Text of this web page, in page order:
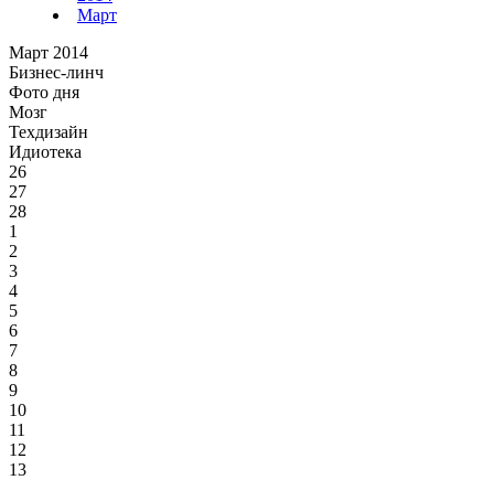
Март
Март 2014
Бизнес-линч
Фото дня
Мозг
Техдизайн
Идиотека
26
27
28
1
2
3
4
5
6
7
8
9
10
11
12
13